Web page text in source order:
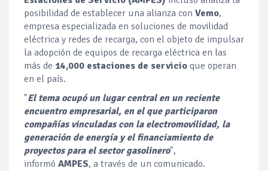
posibilidad de establecer una alianza con Vemo,
empresa especializada en soluciones de movilidad
eléctrica y redes de recarga, con el objeto de impulsar
la adopción de equipos de recarga eléctrica en las
más de 14,000 estaciones de servicio que operan
en el país.
"El tema ocupó un lugar central en un reciente
encuentro empresarial, en el que participaron
compañías vinculadas con la electromovilidad, la
generación de energía y el financiamiento de
proyectos para el sector gasolinero",
informó AMPES, a través de un comunicado.